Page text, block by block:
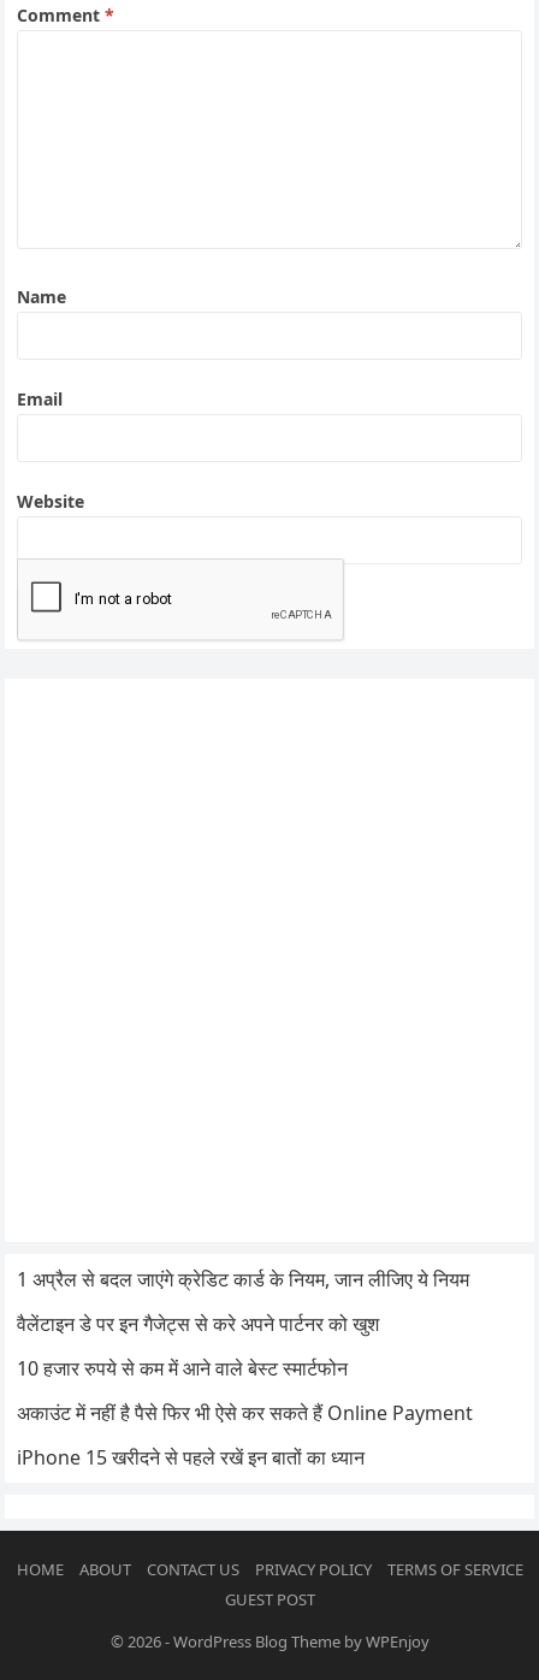
Comment*
Name
Email
Website
1 अप्रैल से बदल जाएंगे क्रेडिट कार्ड के नियम, जान लीजिए ये नियम
वैलेंटाइन डे पर इन गैजेट्स से करे अपने पार्टनर को खुश
10 हजार रुपये से कम में आने वाले बेस्ट स्मार्टफोन
अकाउंट में नहीं है पैसे फिर भी ऐसे कर सकते हैं Online Payment
iPhone 15 खरीदने से पहले रखें इन बातों का ध्यान
HOME ABOUT CONTACT US PRIVACY POLICY
TERMS OF SERVICE
GUEST POST
© 2026-WordPress Blog ThemebyWPEnjoy